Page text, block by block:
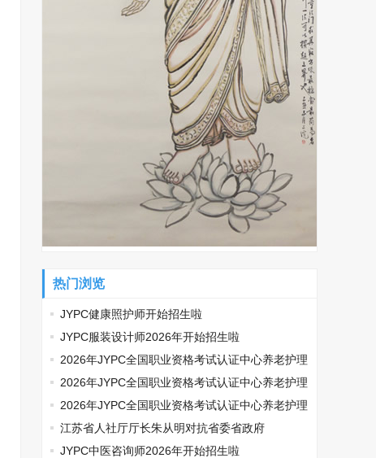
热门浏览
JYPC健康照护师开始招生啦
JYPC服装设计师2026年开始招生啦
2026年JYPC全国职业资格考试认证中心养老护理
师开始报名啦
2026年JYPC全国职业资格考试认证中心养老护理
师开始报名啦
2026年JYPC全国职业资格考试认证中心养老护理
师开始报名啦
江苏省人社厅厅长朱从明对抗省委省政府
JYPC中医咨询师2026年开始招生啦